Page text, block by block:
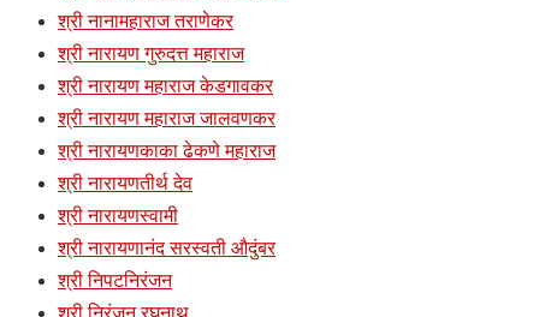
श्री नानामहाराज तराणेकर
श्री नारायण गुरुदत्त महाराज
श्री नारायण महाराज केडगावकर
श्री नारायण महाराज जालवणकर
श्री नारायणकाका ढेकणे महाराज
श्री नारायणतीर्थ देव
श्री नारायणस्वामी
श्री नारायणानंद सरस्वती औदुंबर
श्री निपटनिरंजन
श्री निरंजन रघुनाथ